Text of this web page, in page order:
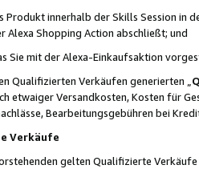
innerhalb der Skills Session in
Alexa Shopping Action abschließt; und
Sie mit der Alexa-Einkaufsaktion
Qualifizierten Verkäufen generierten „
etwaiger Versandkosten, Kosten für
Bearbeitungsgebühren bei
Verkäufe
gelten Qualifizierte